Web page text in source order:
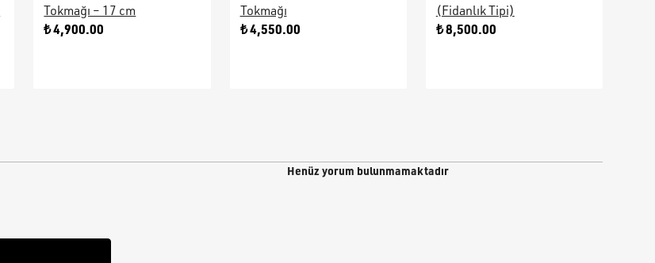
Tokmağı – 17 cm
₺ 4,900.00
Tokmağı
₺ 4,550.00
(Fidanlık Tipi)
₺ 8,500.00
Henüz yorum bulunmamaktadır